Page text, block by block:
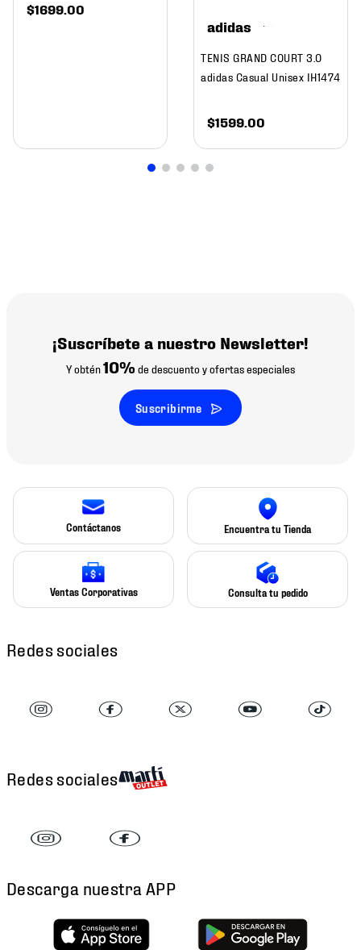
$1699.00
adidas
TENIS GRAND COURT 3.0
adidas Casual Unisex IH1474
$1599.00
¡Suscríbete a nuestro Newsletter!
Y obtén10% de descuento y ofertas especiales
Suscribirme
Contáctanos Encuentra tu Tienda
Ventas Corporativas Consulta tu pedido
Redes sociales
Redes sociales
Descarga nuestra APP